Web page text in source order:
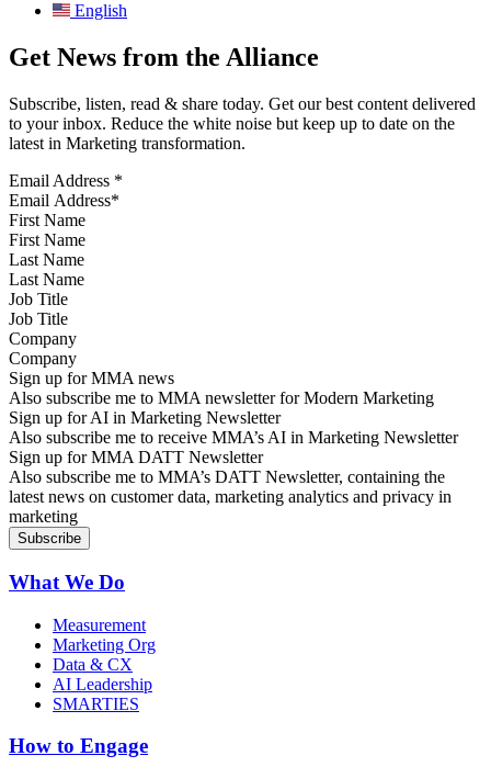
English
Get News from the Alliance
Subscribe, listen, read & share today. Get our best content delivered
to your inbox. Reduce the white noise but keep up to date on the
latest in Marketing transformation.
Email Address *
First Name
Last Name
Job Title
Company
Sign up for MMA news
Also subscribe me to MMA newsletter for Modern Marketing
Sign up for AI in Marketing Newsletter
Also subscribe me to receive MMA’s AI in Marketing Newsletter
Sign up for MMA DATT Newsletter
Also subscribe me to MMA’s DATT Newsletter, containing the
latest news on customer data, marketing analytics and privacy in
marketing
What We Do
Measurement
Marketing Org
Data & CX
AI Leadership
SMARTIES
How to Engage